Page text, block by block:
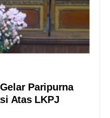
Paripurna
Atas LKPJ